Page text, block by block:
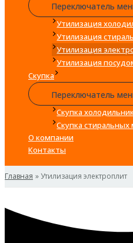
Переключатель
Утилизация
Утилизация
Утилизация
Утилизация
Скупка
Переключатель
Скупка
Скупка
О компании
Контакты
Главная Утилизация электроплит